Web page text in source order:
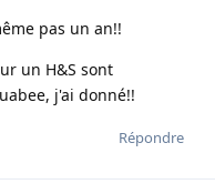
pas un an!!
un H&S sont
j'ai donné!!
Répondre